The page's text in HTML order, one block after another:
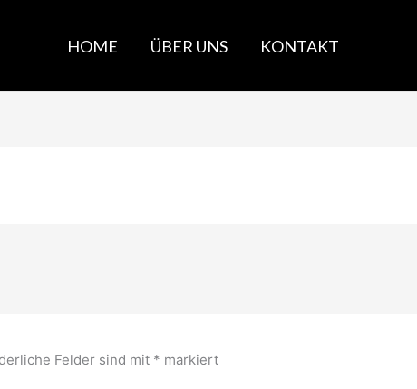
HOME ÜBER UNS KONTAKT
Felder sind mit * markiert